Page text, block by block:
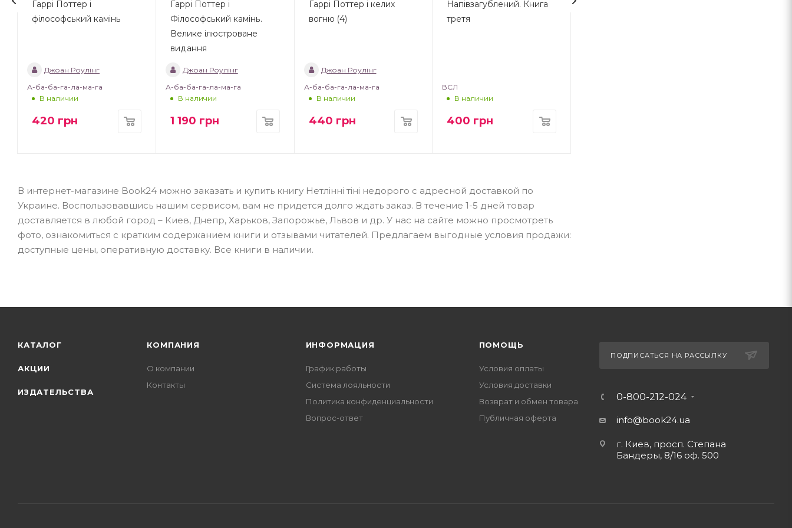
Гаррі Поттер і
філософський камінь
Джоан Роулінг
А-ба-ба-га-ла-ма-га
В наличии
420 грн
Гаррі Поттер і
Філософський камінь.
Велике ілюстроване
видання
Джоан Роулінг
А-ба-ба-га-ла-ма-га
В наличии
1 190 грн
Гаррі Поттер і келих
вогню (4)
Джоан Роулінг
А-ба-ба-га-ла-ма-га
В наличии
440 грн
Напівзагублений. Книга
третя
ВСЛ
В наличии
400 грн
В интернет-магазине Book24 можно заказать и купить книгу Нетлінні тіні недорого с адресной доставкой по
Украине. Воспользовавшись нашим сервисом, вам не придется долго ждать заказ. В течение 1-5 дней товар
доставляется в любой город – Киев, Днепр, Харьков, Запорожье, Львов и др. У нас на сайте можно просмотреть
фото, ознакомиться с кратким содержанием книги и отзывами читателей. Предлагаем выгодные условия продажи:
доступные цены, оперативную доставку. Все книги в наличии.
КАТАЛОГ
АКЦИИ
ИЗДАТЕЛЬСТВА
КОМПАНИЯ
О компании
Контакты
ИНФОРМАЦИЯ
График работы
Система лояльности
Политика конфиденциальности
Вопрос-ответ
ПОМОЩЬ
Условия оплаты
Условия доставки
Возврат и обмен товара
Публичная оферта
ПОДПИСАТЬСЯ НА РАССЫЛКУ
0-800-212-024
info@book24.ua
г. Киев, просп. Степана
Бандеры, 8/16 оф. 500